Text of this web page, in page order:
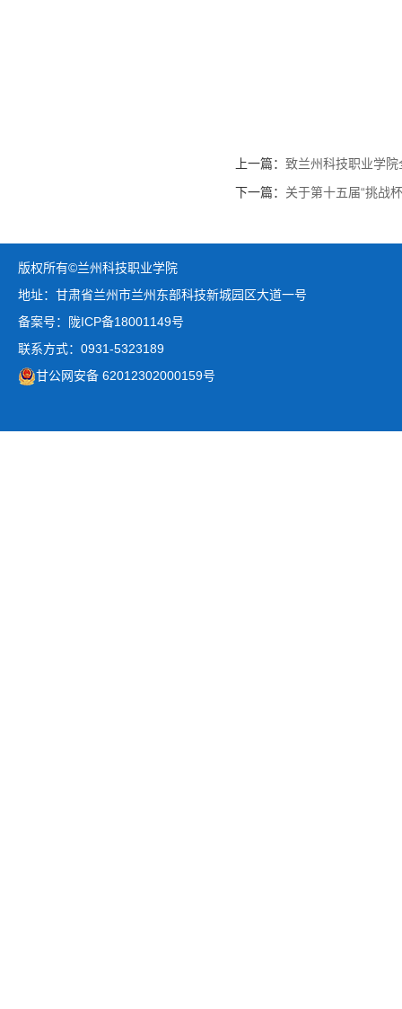
上一篇： 致兰州科技职业学
下一篇： 关于第十五届“挑战
版权所有©兰州科技职业学院
地址：甘肃省兰州市兰州东部科技新城园区大道一号
备案号：陇ICP备18001149号
联系方式：0931-5323189
甘公网安备 62012302000159号